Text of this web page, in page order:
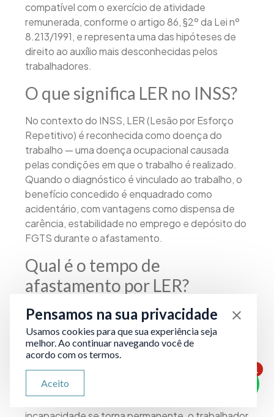
compatível com o exercício de atividade
remunerada, conforme o artigo 86, §2º da Lei nº
8.213/1991, e representa uma das hipóteses de
direito ao auxílio mais desconhecidas pelos
trabalhadores.
O que significa LER no INSS?
No contexto do INSS, LER (Lesão por Esforço
Repetitivo) é reconhecida como doença do
trabalho — uma doença ocupacional causada
pelas condições em que o trabalho é realizado.
Quando o diagnóstico é vinculado ao trabalho, o
benefício concedido é enquadrado como
acidentário, com vantagens como dispensa de
carência, estabilidade no emprego e depósito do
FGTS durante o afastamento.
Qual é o tempo de
afastamento por LER?
Não há prazo fixo. O afastamento dura enquanto
durar a incapacidade temporária, avaliada
periodicamente pela perícia médica do INSS.
Com o Novo Atestmed (Portaria Conjunta
MPS/INSS nº 13/2026), o auxílio-doença pode
ser concedido por até 90 dias via análise
1
Pensamos na sua privacidade
Usamos cookies para que sua experiência seja
melhor. Ao continuar navegando você de
acordo com os termos.
Aceito